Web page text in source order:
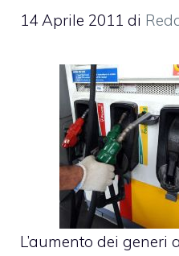
14 Aprile 2011 di
L’aumento dei